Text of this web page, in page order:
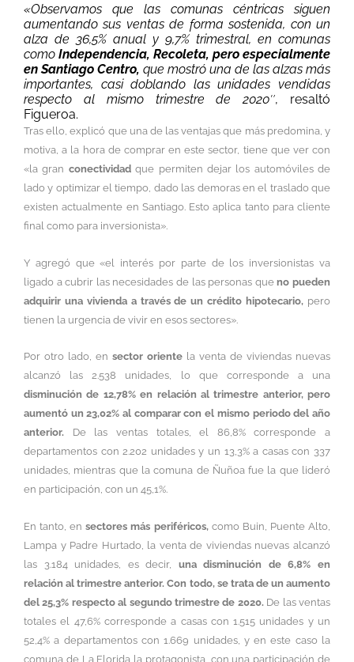
«Observamos que las comunas céntricas siguen
aumentando sus ventas de forma sostenida, con un
alza de 36,5% anual y 9,7% trimestral, en comunas
como Independencia, Recoleta, pero especialmente
en Santiago Centro, que mostró una de las alzas más
importantes, casi doblando las unidades vendidas
respecto al mismo trimestre de 2020″, resaltó
Figueroa.
Tras ello, explicó que una de las ventajas que más predomina, y
motiva, a la hora de comprar en este sector, tiene que ver con
«la gran conectividadque permiten dejar los automóviles de
lado y optimizar el tiempo, dado las demoras en el traslado que
existen actualmente en Santiago. Esto aplica tanto para cliente
final como para inversionista».
Y agregó que «el interés por parte de los inversionistas va
ligado a cubrir las necesidades de las personas queno pueden
adquirir una vivienda a través de un crédito hipotecario, pero
tienen la urgencia de vivir en esos sectores».
Por otro lado, en sector oriente la venta de viviendas nuevas
alcanzó las 2.538 unidades, lo que corresponde a una
disminución de 12,78% en relación al trimestre anterior, pero
aumentó un 23,02% al comparar con el mismo periodo del año
anterior. De las ventas totales, el 86,8% corresponde a
departamentos con 2.202 unidades y un 13,3% a casas con 337
unidades, mientras que la comuna de Ñuñoa fue la que lideró
en participación, con un 45,1%.
En tanto, ensectores más periféricos,como Buin, Puente Alto,
Lampa y Padre Hurtado, la venta de viviendas nuevas alcanzó
las 3.184 unidades, es decir, una disminución de 6,8% en
relación al trimestre anterior. Con todo, se trata de un aumento
del 25,3% respecto al segundo trimestre de 2020.De las ventas
totales el 47,6% corresponde a casas con 1.515 unidades y un
52,4% a departamentos con 1.669 unidades, y en este caso la
comuna de La Florida la protagonista, con una participación de